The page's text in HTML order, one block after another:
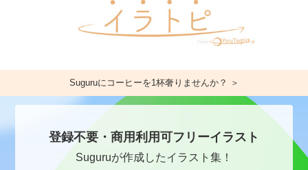
Suguruにコーヒーを1杯奢りませんか？ ＞
登録不要・商用利用可フリーイラスト
Suguruが作成したイラスト集！